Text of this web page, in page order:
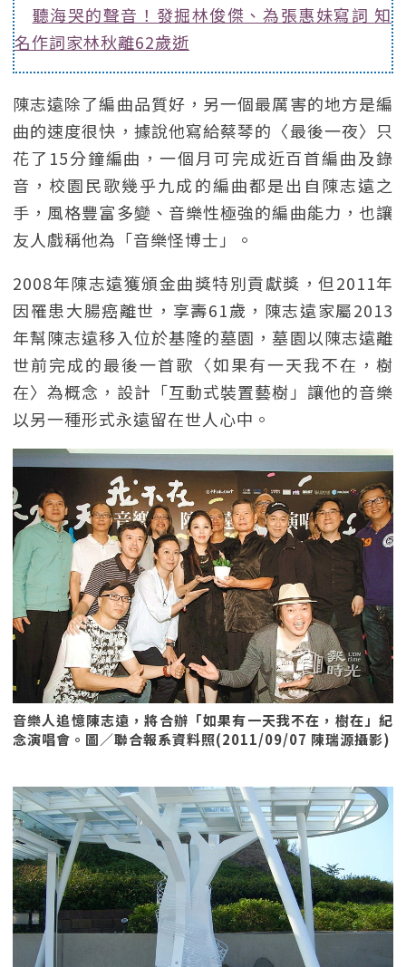
聽海哭的聲音！發掘林俊傑、為張惠妹寫詞 知
名作詞家林秋離62歲逝
陳志遠除了編曲品質好，另一個最厲害的地方是編
曲的速度很快，據說他寫給蔡琴的〈最後一夜〉只
花了15分鐘編曲，一個月可完成近百首編曲及錄
音，校園民歌幾乎九成的編曲都是出自陳志遠之
手，風格豐富多變、音樂性極強的編曲能力，也讓
友人戲稱他為「音樂怪博士」。
2008年陳志遠獲頒金曲獎特別貢獻獎，但2011年
因罹患大腸癌離世，享壽61歲，陳志遠家屬2013
年幫陳志遠移入位於基隆的墓園，墓園以陳志遠離
世前完成的最後一首歌〈如果有一天我不在，樹
在〉為概念，設計「互動式裝置藝樹」讓他的音樂
以另一種形式永遠留在世人心中。
音樂人追憶陳志遠，將合辦「如果有一天我不在，樹在」紀
念演唱會。圖／聯合報系資料照(2011/09/07 陳瑞源攝影)